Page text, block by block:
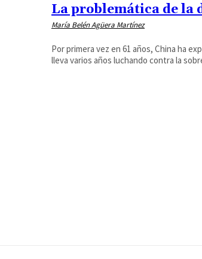
La problemática de la
María Belén Agüera Martínez
Por primera vez en 61 años, China ha
lleva varios años luchando contra la